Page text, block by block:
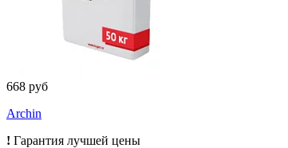
668 руб
Archin
! Гарантия лучшей цены